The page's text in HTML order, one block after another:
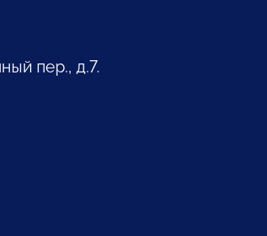
пер., д.7.